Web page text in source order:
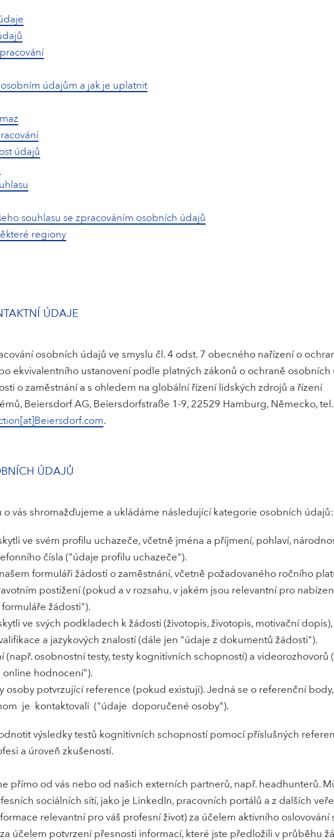
údajům a jak je uplatnit
údajů
souhlasu se zpracováním osobních údajů
regiony
ÚDAJE
osobních údajů ve smyslu čl. 4 odst. 7 obecného nařízení o
ekvivalentního ustanovení podle platných zákonů o ochraně osobních
o zaměstnání a s ohledem na globální řízení lidských zdrojů a řízení
Beiersdorf AG, Beiersdorfstraße 1-9, 22529 Hamburg, Německo,
.
ÚDAJŮ
vás shromažďujeme a ukládáme následující kategorie osobních údajů:
ve svém profilu uchazeče, včetně jména a příjmení, pohlaví,
čísla ("údaje profilu uchazeče").
formuláři žádosti o zaměstnání, včetně požadovaného ročního
postižení (pokud a v rozsahu, v jakém jsou relevantní pro
žádosti").
ve svých podkladech k žádosti (životopis, životopis, motivační
a jazykových znalostí (dále jen "údaje z dokumentů žádosti").
(např. osobnostní testy, testy kognitivních schopností) a videorozhovorů
online hodnocení").
osoby potvrzující reference (pokud existují). Jedná se o referenční
je kontaktovali ("údaje doporučené osoby").
výsledky testů kognitivních schopností pomocí příslušných
a úroveň zkušeností.
přímo od vás nebo od našich externích partnerů, např. headhunterů.
sociálních sítí, jako je LinkedIn, pracovních portálů a z dalších
relevantní pro váš profesní život) za účelem aktivního oslovování
účelem potvrzení přesnosti informací, které jste předložili v průběhu